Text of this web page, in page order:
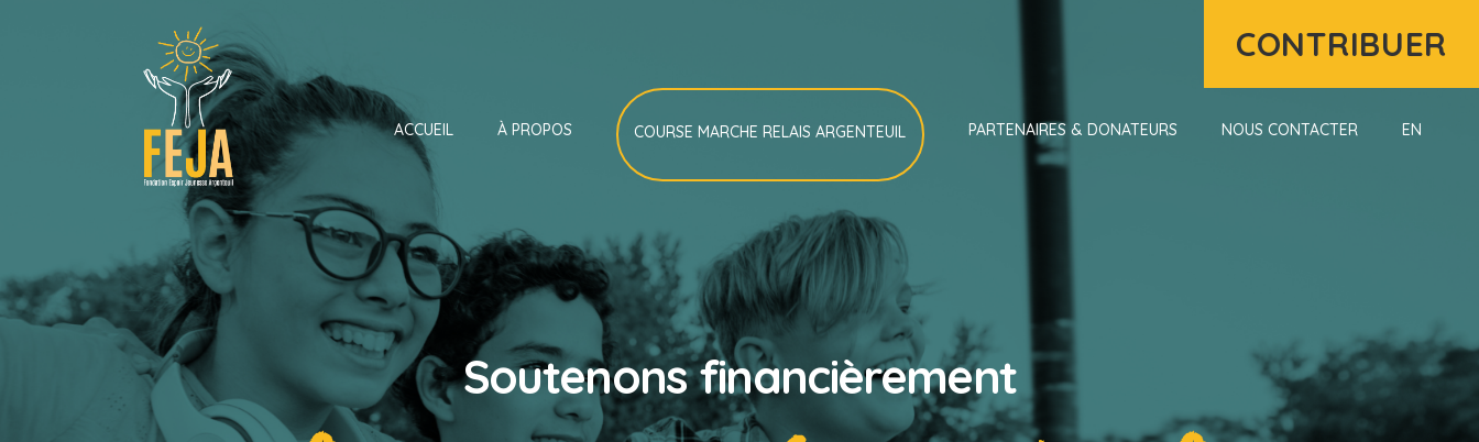
ACCUEIL À PROPOS COURSE MARCHE RELAIS ARGENTEUIL PARTENAIRES & DONATEURS NOUS CONTACTER EN
CONTRIBUER
Soutenons financièrement